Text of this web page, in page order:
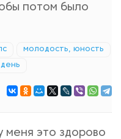
потом было
молодость, юность
меня это здорово